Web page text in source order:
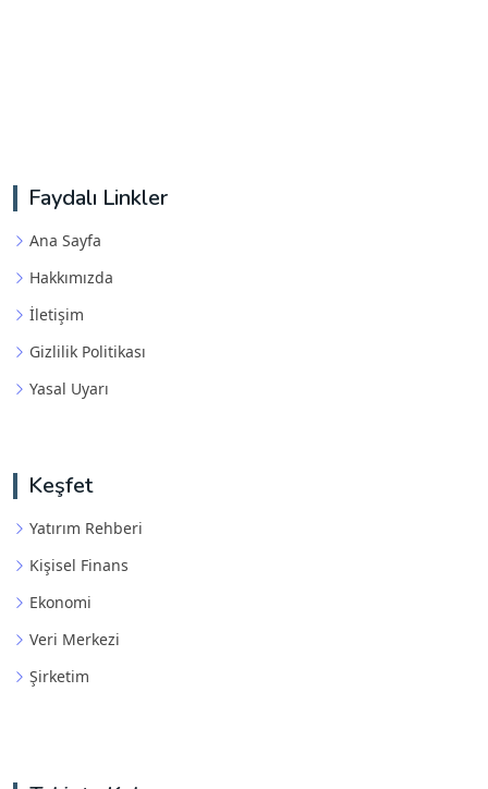
Faydalı Linkler
Ana Sayfa
Hakkımızda
İletişim
Gizlilik Politikası
Yasal Uyarı
Keşfet
Yatırım Rehberi
Kişisel Finans
Ekonomi
Veri Merkezi
Şirketim